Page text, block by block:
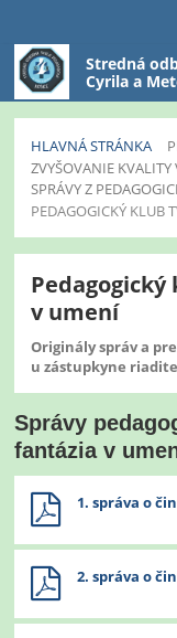
Stredná
Cyrila a
HLAVNÁ STRÁNKA
ZVYŠOVANIE
SPRÁVY Z
PEDAGOGICKÝ KLUB
klub
Tvorivosť
fantázia
umení
v umení
Originály správ a
u zástupkyne
Správy
fantázia v
1. správa o
2. správa o